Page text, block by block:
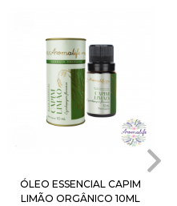
ÓLEO ESSENCIAL CAPIM
LIMÃO ORGÂNICO 10ML